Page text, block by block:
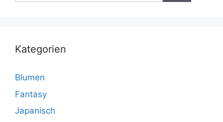
Kategorien
Blumen
Fantasy
Japanisch